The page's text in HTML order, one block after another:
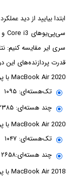
ابتدا بیایید از دید
قدرت پردازنده‌های
2020 MacBook Air با پردازنده‌ی Core i3:
تک‌هسته‌ای: ۱۰۹۵
چند هسته‌ای: ۲۳۸۵
2020 MacBook Air با پردازنده‌ی Core i5:
تک‌هسته‌ای: ۱۰۴۷
چند هسته‌ای:۲۶۵۸
2018 MacBook Air با پردازنده‌ی Core i5: